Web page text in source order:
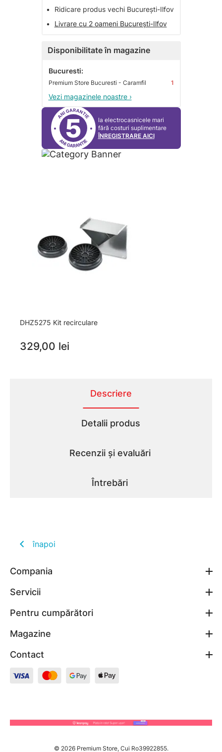
•
Ridicare produs vechi București-Ilfov
•
Livrare cu 2 oameni București-Ilfov
Disponibilitate în magazine
Bucuresti:
Premium Store Bucuresti - Caramfil 1
Vezi magazinele noastre ›
5
la electrocasnicele mari
fără costuri suplimentare
ÎNREGISTRARE AICI
DHZ5275 Kit recirculare
329,00 lei
Descriere
Detalii produs
Recenzii și evaluări
Întrebări
înapoi
Compania
Servicii
Pentru cumpărători
Magazine
Contact
© 2026 Premium Store, Cui Ro39922855.